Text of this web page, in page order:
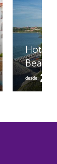
Hotel
Beach
desde: